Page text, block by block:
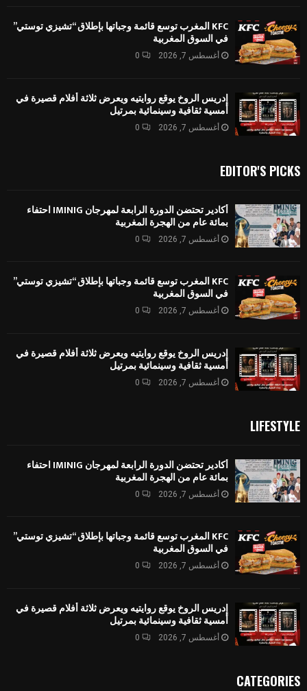
KFC المغرب توسع قائمة وجباتها بإطلاق “تشيزي توستي”
في السوق المغربية
أغسطس 7, 2026 0
إدريس الروخ يوقع روايتيه ويعرض ثلاثة أفلام قصيرة في
أمسية ثقافية وسينمائية بمرتيل
أغسطس 7, 2026 0
EDITOR'S PICKS
أكادير تحتضن الدورة الرابعة لمهرجان IMINIG احتفاء
بمائة عام من الهجرة المغربية
أغسطس 7, 2026 0
KFC المغرب توسع قائمة وجباتها بإطلاق “تشيزي توستي”
في السوق المغربية
أغسطس 7, 2026 0
إدريس الروخ يوقع روايتيه ويعرض ثلاثة أفلام قصيرة في
أمسية ثقافية وسينمائية بمرتيل
أغسطس 7, 2026 0
LIFESTYLE
أكادير تحتضن الدورة الرابعة لمهرجان IMINIG احتفاء
بمائة عام من الهجرة المغربية
أغسطس 7, 2026 0
KFC المغرب توسع قائمة وجباتها بإطلاق “تشيزي توستي”
في السوق المغربية
أغسطس 7, 2026 0
إدريس الروخ يوقع روايتيه ويعرض ثلاثة أفلام قصيرة في
أمسية ثقافية وسينمائية بمرتيل
أغسطس 7, 2026 0
CATEGORIES